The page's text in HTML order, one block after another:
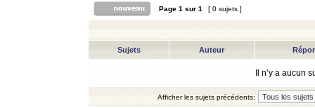
Page 1 sur 1 [ 0 sujets ]
Sujets Auteur
Il n’y a aucun
Afficher les sujets précédents: